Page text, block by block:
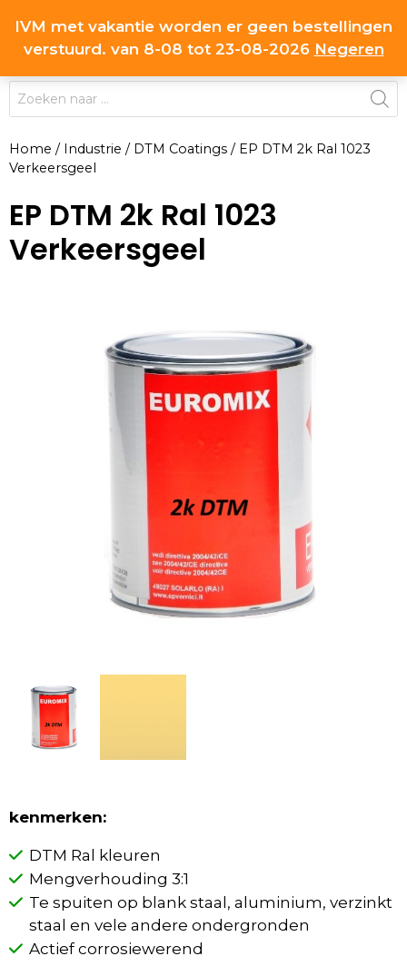
IVM met vakantie worden er geen bestellingen
verstuurd. van 8-08 tot 23-08-2026 Negeren
naar
inhoud
0 MENU
Producten
zoeken
Home / Industrie / DTM Coatings / EP DTM 2k Ral 1023
Verkeersgeel
EP DTM 2k Ral 1023
Verkeersgeel
kenmerken:
DTM Ral kleuren
Mengverhouding 3:1
Te spuiten op blank staal, aluminium, verzinkt
staal en vele andere ondergronden
Actief corrosiewerend